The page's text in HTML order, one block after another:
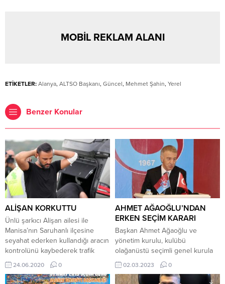
MOBİL REKLAM ALANI
ETİKETLER: Alanya, ALTSO Başkanı, Güncel, Mehmet Şahin, Yerel
Benzer Konular
ALİŞAN KORKUTTU
Ünlü şarkıcı Alişan ailesi ile
Manisa’nın Saruhanlı ilçesine
seyahat ederken kullandığı aracın
kontrolünü kaybederek trafik
kazası yaptı.
24.06.2020 0
AHMET AĞAOĞLU’NDAN
ERKEN SEÇİM KARARI
Başkan Ahmet Ağaoğlu ve
yönetim kurulu, kulübü
olağanüstü seçimli genel kurula
götürüyor. Trabzonspor’dan
yapılan açıklama şu şekilde:
“Tüzüğümüzün 30. maddesine
02.03.2023 0